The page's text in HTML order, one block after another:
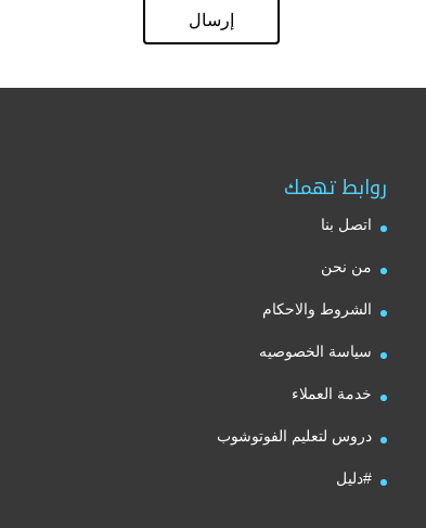
روابط تهمك
اتصل بنا
من نحن
الشروط والاحكام
سياسة الخصوصيه
خدمة العملاء
دروس لتعليم الفوتوشوب
#دليل